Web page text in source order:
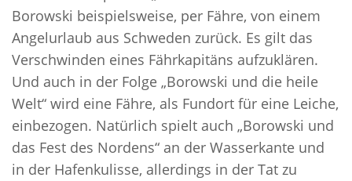
Borowski beispielsweise, per Fähre, von einem
Angelurlaub aus Schweden zurück. Es gilt das
Verschwinden eines Fährkapitäns aufzuklären.
Und auch in der Folge „Borowski und die heile
Welt“ wird eine Fähre, als Fundort für eine Leiche,
einbezogen. Natürlich spielt auch „Borowski und
das Fest des Nordens“ an der Wasserkante und
in der Hafenkulisse, allerdings in der Tat zu